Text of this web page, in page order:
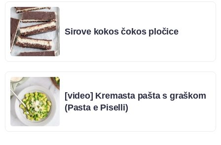
Sirove kokos čokos pločice
[video] Kremasta pašta s graškom
(Pasta e Piselli)